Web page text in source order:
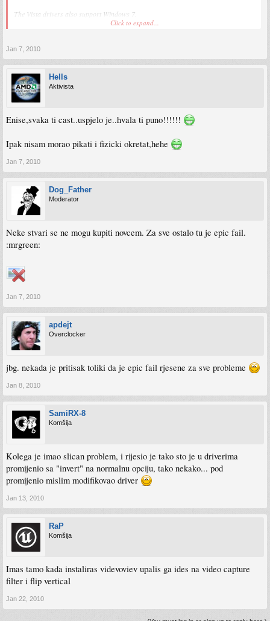
The Vista drivers also support Windows 7.
Click to expand...
Jan 7, 2010
Hells
Aktivista
Enise,svaka ti cast..uspjelo je..hvala ti puno!!!!!!
Ipak nisam morao pikati i fizicki okretat,hehe
Jan 7, 2010
Dog_Father
Moderator
Neke stvari se ne mogu kupiti novcem. Za sve ostalo tu je epic fail.
:mrgreen:
Jan 7, 2010
apdejt
Overclocker
jbg. nekada je pritisak toliki da je epic fail rjesene za sve probleme
Jan 8, 2010
SamiRX-8
Komšija
Kolega je imao slican problem, i rijesio je tako sto je u driverima
promijenio sa "invert" na normalnu opciju, tako nekako... pod
promijenio mislim modifikovao driver
Jan 13, 2010
RaP
Komšija
Imas tamo kada instaliras videvoviev upalis ga ides na video capture
filter i flip vertical
Jan 22, 2010